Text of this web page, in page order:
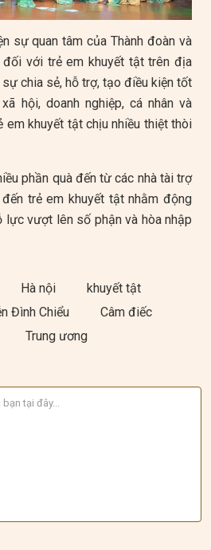
sự quan tâm của Thành đoàn và
đối với trẻ em khuyết tật trên địa
chia sẻ, hỗ trợ, tạo điều kiện tốt
hội, doanh nghiệp, cá nhân và
em khuyết tật chịu nhiều thiệt thòi
phần quà đến từ các nhà tài trợ
trẻ em khuyết tật nhằm động
lực vượt lên số phận và hòa nhập
Hà nội
khuyết tật
Đình Chiểu
Câm điếc
Trung ương